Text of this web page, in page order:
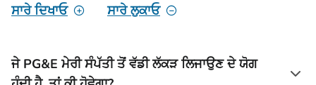
ਸਾਰੇ ਦਿਖਾਓ ਸਾਰੇ ਲੁਕਾਓ
ਜੇ PG&E ਮੇਰੀ ਸੰਪੱਤੀ ਤੋਂ ਵੱਡੀ ਲੱਕੜ ਲਿਜਾਉਣ ਦੇ ਯੋਗ